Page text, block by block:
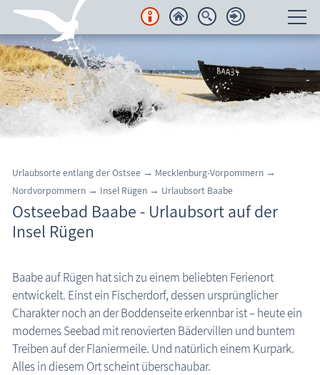
Unterkünfte
Regionales
Urlaubsorte
Halbinsel Fischland-Darß-Zingst
Insel Rügen
Urlaubsorte Halbinsel Mönchgut
Groß Zicker
Ostseebad Baabe
Ostseebad Göhren
Urlaubsorte Halbinsel Jasmund
Urlaubsorte entlang der Ostsee → Mecklenburg-Vorpommern →
Nordvorpommern → Insel Rügen → Urlaubsort Baabe
Ostseebad Baabe - Urlaubsort auf der
Insel Rügen
Baabe auf Rügen hat sich zu einem beliebten Ferienort
entwickelt. Einst ein Fischerdorf, dessen ursprünglicher
Charakter noch an der Boddenseite erkennbar ist – heute ein
modernes Seebad mit renovierten Bädervillen und buntem
Treiben auf der Flaniermeile. Und natürlich einem Kurpark.
Alles in diesem Ort scheint überschaubar.